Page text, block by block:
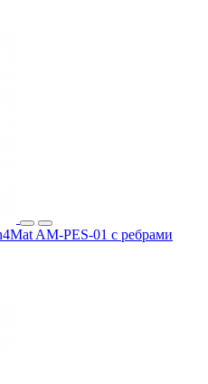
AM-PES-01 с ребрами